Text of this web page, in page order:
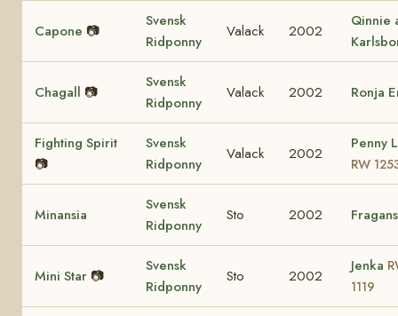
Capone 📷
Svensk
Ridponny
Valack 2002
Qinnie
Chagall 📷
Svensk
Ridponny
Valack 2002 Ronja
Fighting Spirit
📷
Svensk
Ridponny
Valack 2002
Penny
RW
Minansia
Svensk
Ridponny
Sto 2002
Mini Star 📷
Svensk
Ridponny
Sto 2002
Jenka
1119